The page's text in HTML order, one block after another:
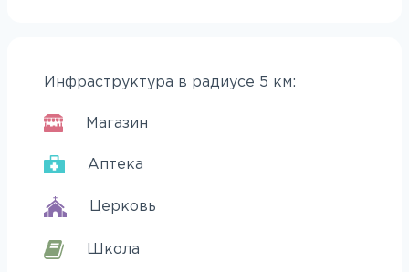
Инфраструктура в радиусе 5 км:
Магазин
Аптека
Церковь
Школа